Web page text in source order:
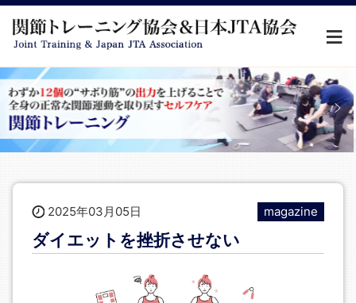
2025年03月05日 magazine
ダイエットを挫折させない